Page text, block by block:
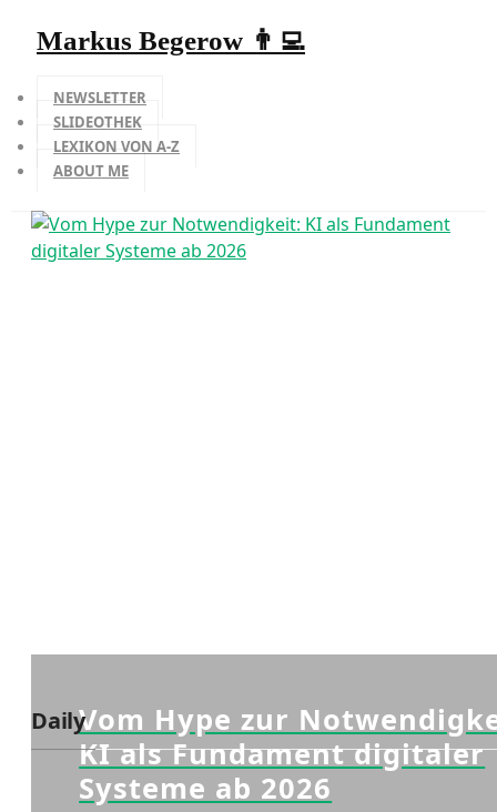
Markus Begerow 👨‍💻
NEWSLETTER
SLIDEOTHEK
LEXIKON VON A-Z
ABOUT ME
Vom Hype zur
KI als Fundament digitaler
Systeme ab 2026
Daily